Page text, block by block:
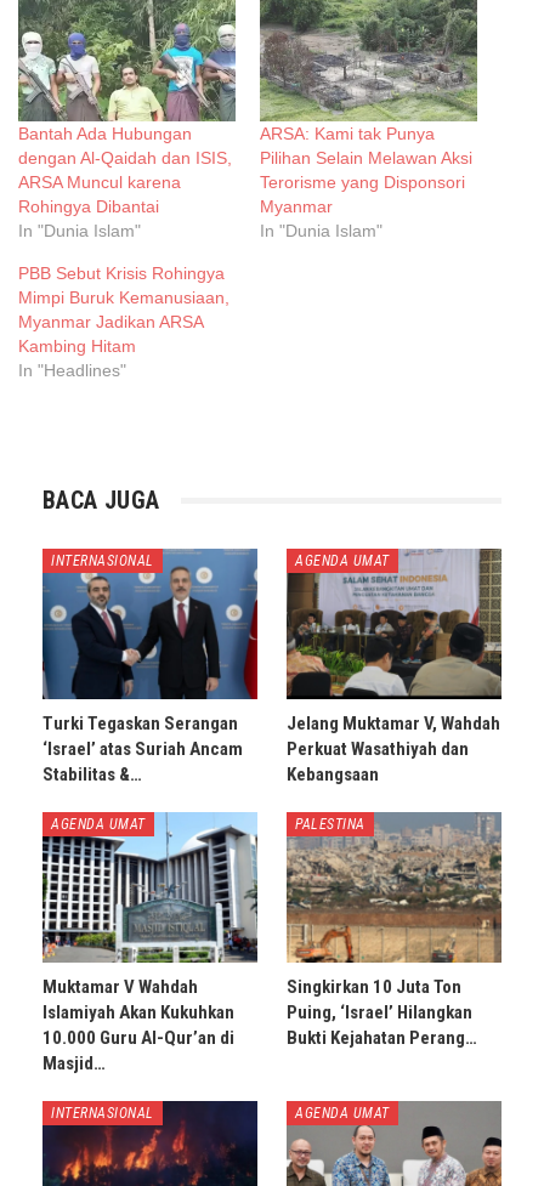
Bantah Ada Hubungan
dengan Al-Qaidah dan ISIS,
ARSA Muncul karena
Rohingya Dibantai
In "Dunia Islam"
ARSA: Kami tak Punya
Pilihan Selain Melawan Aksi
Terorisme yang Disponsori
Myanmar
In "Dunia Islam"
PBB Sebut Krisis Rohingya
Mimpi Buruk Kemanusiaan,
Myanmar Jadikan ARSA
Kambing Hitam
In "Headlines"
BACA JUGA
INTERNASIONAL
Turki Tegaskan Serangan
‘Israel’ atas Suriah Ancam
Stabilitas &…
AGENDA UMAT
Jelang Muktamar V, Wahdah
Perkuat Wasathiyah dan
Kebangsaan
AGENDA UMAT
Muktamar V Wahdah
Islamiyah Akan Kukuhkan
10.000 Guru Al-Qur’an di
Masjid…
PALESTINA
Singkirkan 10 Juta Ton
Puing, ‘Israel’ Hilangkan
Bukti Kejahatan Perang…
INTERNASIONAL AGENDA UMAT